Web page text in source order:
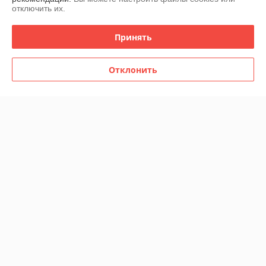
Доставка и оплата
отключить их.
Принять
Отклонить